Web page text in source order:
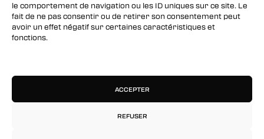
le comportement de navigation ou les ID uniques sur ce site. Le
fait de ne pas consentir ou de retirer son consentement peut
avoir un effet négatif sur certaines caractéristiques et
fonctions.
ACCEPTER
REFUSER
Instagram
arrivages, des ventes, du contenu exclusif, des
événements et plus encore !